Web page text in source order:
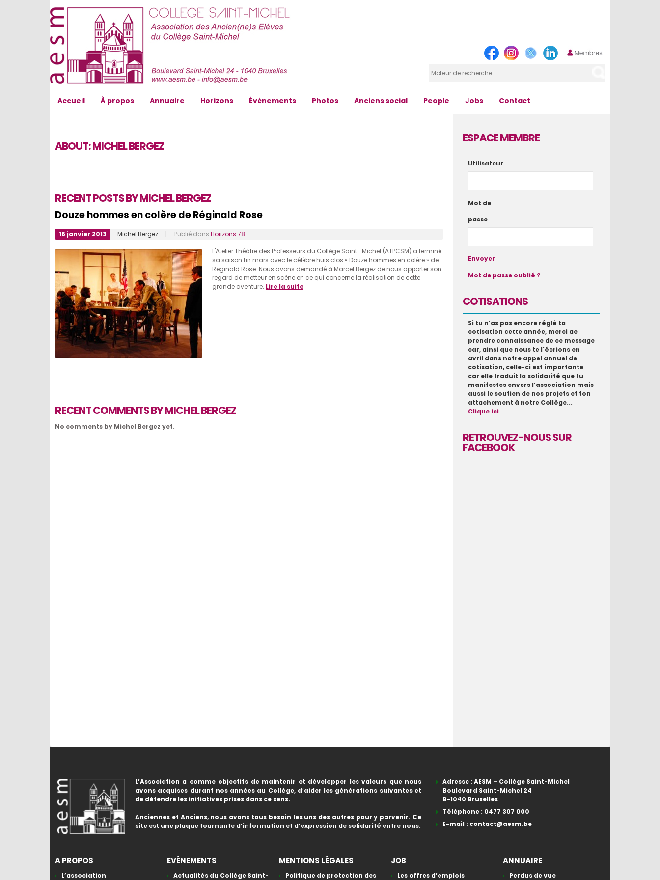
Accueil À propos Annuaire Horizons Évènements Photos Anciens social People Jobs Contact
ABOUT:MICHEL BERGEZ
RECENT POSTS BY MICHEL BERGEZ
Douze hommes en colère de Réginald Rose
16 janvier 2013 Michel Bergez | Publié dans Horizons 78
L'Atelier Théâtre des Professeurs du Collège Saint- Michel (ATPCSM) a terminé
sa saison fin mars avec le célèbre huis clos « Douze hommes en colère » de
Reginald Rose. Nous avons demandé à Marcel Bergez de nous apporter son
regard de metteur en scène en ce qui concerne la réalisation de cette
grande aventure. Lire la suite
RECENT COMMENTS BY MICHEL BERGEZ
No comments by Michel Bergez yet.
ESPACE MEMBRE
Utilisateur
Mot de
passe
Mot de passe oublié ?
COTISATIONS
Si tu n’as pas encore réglé ta
cotisation cette année, merci de
prendre connaissance de ce message
car, ainsi que nous te l'écrions en
avril dans notre appel annuel de
cotisation, celle-ci est importante
car elle traduit la solidarité que tu
manifestes envers l’association mais
aussi le soutien de nos projets et ton
attachement à notre Collège...
Clique ici.
RETROUVEZ-NOUS SUR
FACEBOOK
L’Association a comme objectifs de maintenir et développer les valeurs que nous
avons acquises durant nos années au Collège, d’aider les générations suivantes et
de défendre les initiatives prises dans ce sens.
Anciennes et Anciens, nous avons tous besoin les uns des autres pour y parvenir. Ce
site est une plaque tournante d’information et d’expression de solidarité entre nous.
Adresse : AESM – Collège Saint-Michel
Boulevard Saint-Michel 24
B-1040 Bruxelles
Téléphone : 0477 307 000
E-mail : contact@aesm.be
A PROPOS
L’association
EVÉNEMENTS
Actualités du Collège Saint-
MENTIONS LÉGALES
Politique de protection des
JOB
Les offres d’emplois
ANNUAIRE
Perdus de vue